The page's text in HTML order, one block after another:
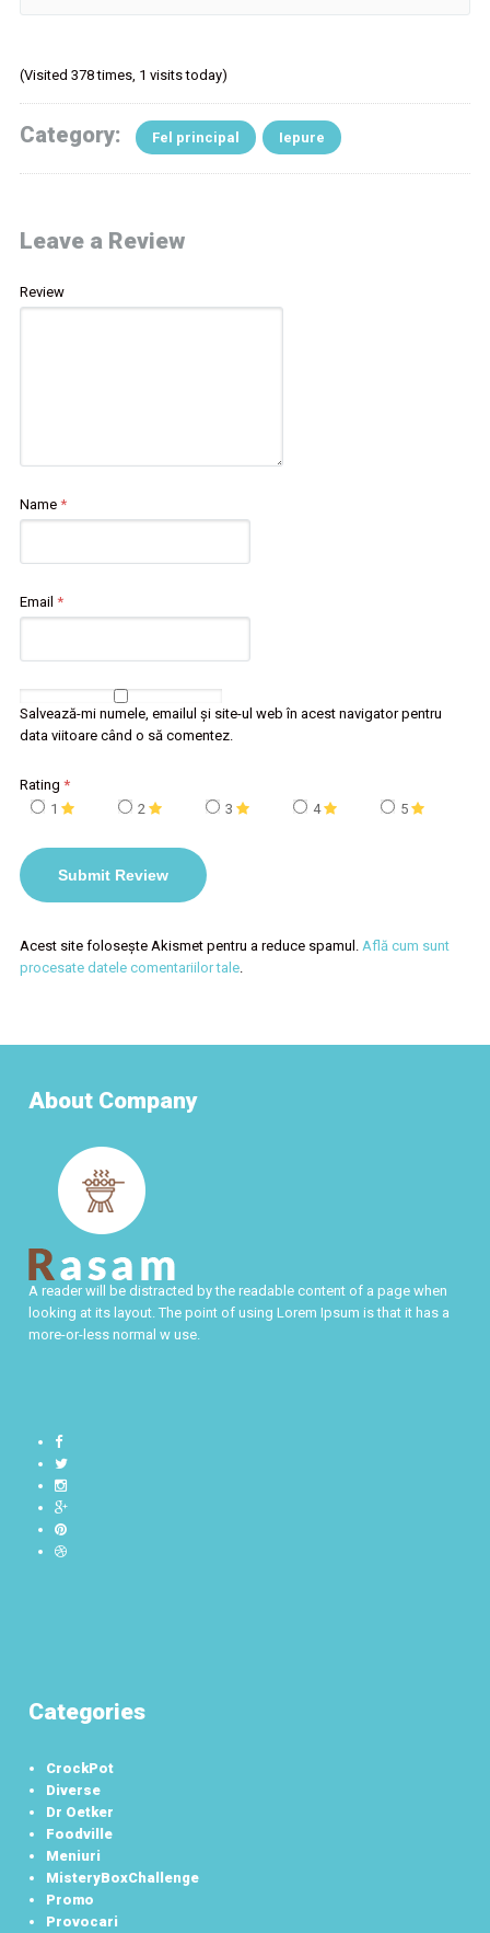
(Visited 378 times, 1 visits today)
Category: Fel principal Iepure
Leave a Review
Review
Name *
Email *
Salvează-mi numele, emailul și site-ul web în acest navigator pentru
data viitoare când o să comentez.
Rating *
1
2 3 4 5
Acest site folosește Akismet pentru a reduce spamul. Află cum sunt
procesate datele comentariilor tale.
About Company
A reader will be distracted by the readable content of a page when
looking at its layout. The point of using Lorem Ipsum is that it has a
more-or-less normal w use.
Categories
CrockPot
Diverse
Dr Oetker
Foodville
Meniuri
MisteryBoxChallenge
Promo
Provocari